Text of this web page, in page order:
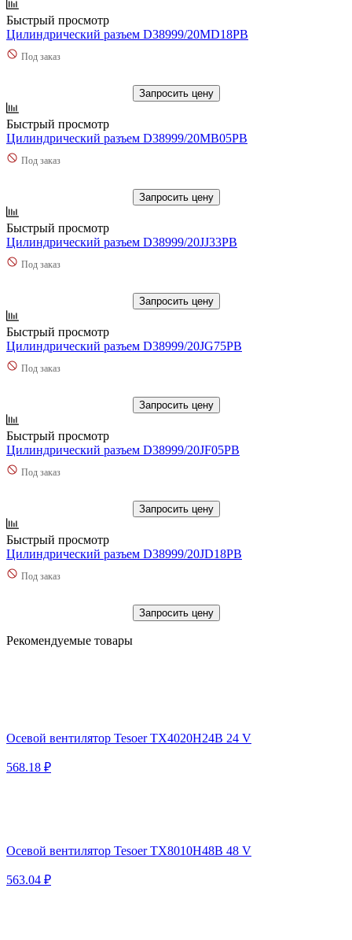
Быстрый просмотр
Цилиндрический разъем D38999/20MD18PB
Под заказ
Запросить цену
Быстрый просмотр
Цилиндрический разъем D38999/20MB05PB
Под заказ
Запросить цену
Быстрый просмотр
Цилиндрический разъем D38999/20JJ33PB
Под заказ
Запросить цену
Быстрый просмотр
Цилиндрический разъем D38999/20JG75PB
Под заказ
Запросить цену
Быстрый просмотр
Цилиндрический разъем D38999/20JF05PB
Под заказ
Запросить цену
Быстрый просмотр
Цилиндрический разъем D38999/20JD18PB
Под заказ
Запросить цену
Рекомендуемые товары
Осевой вентилятор Tesoer TX4020H24B 24 V
568.18 ₽
Осевой вентилятор Tesoer TX8010H48B 48 V
563.04 ₽